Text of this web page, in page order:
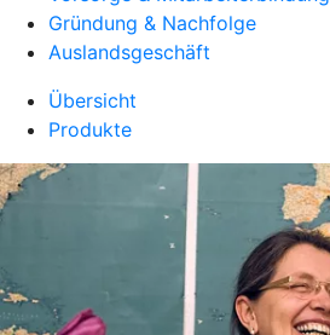
Gründung & Nachfolge
Auslandsgeschäft
Übersicht
Produkte